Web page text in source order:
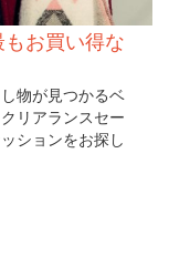
お買い得な
物が見つかるベ
リアランスセー
ションをお探し